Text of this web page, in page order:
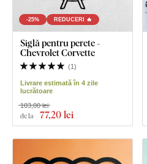
-25% REDUCERI 🔥
Siglă pentru perete -
Chevrolet Corvette
(1)
Livrare estimată în 4 zile
lucrătoare
de la 77,20 lei
103,00 lei